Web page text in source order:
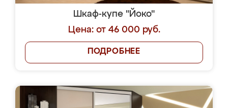
Шкаф-купе "Йоко"
Цена: от 46 000 руб.
ПОДРОБНЕЕ